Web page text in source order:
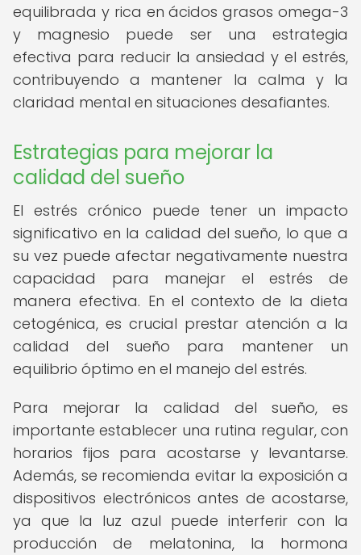
equilibrada y rica en ácidos grasos omega-3
y magnesio puede ser una estrategia
efectiva para reducir la ansiedad y el estrés,
contribuyendo a mantener la calma y la
claridad mental en situaciones desafiantes.
Estrategias para mejorar la
calidad del sueño
El estrés crónico puede tener un impacto
significativo en la calidad del sueño, lo que a
su vez puede afectar negativamente nuestra
capacidad para manejar el estrés de
manera efectiva. En el contexto de la dieta
cetogénica, es crucial prestar atención a la
calidad del sueño para mantener un
equilibrio óptimo en el manejo del estrés.
Para mejorar la calidad del sueño, es
importante establecer una rutina regular, con
horarios fijos para acostarse y levantarse.
Además, se recomienda evitar la exposición a
dispositivos electrónicos antes de acostarse,
ya que la luz azul puede interferir con la
producción de melatonina, la hormona